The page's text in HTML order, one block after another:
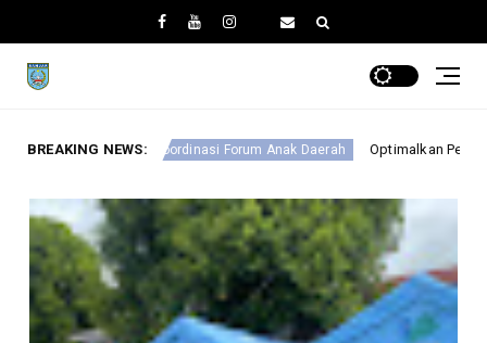
BREAKING NEWS:
Forum Anak Daerah Optimalkan Perlindungan Anak,